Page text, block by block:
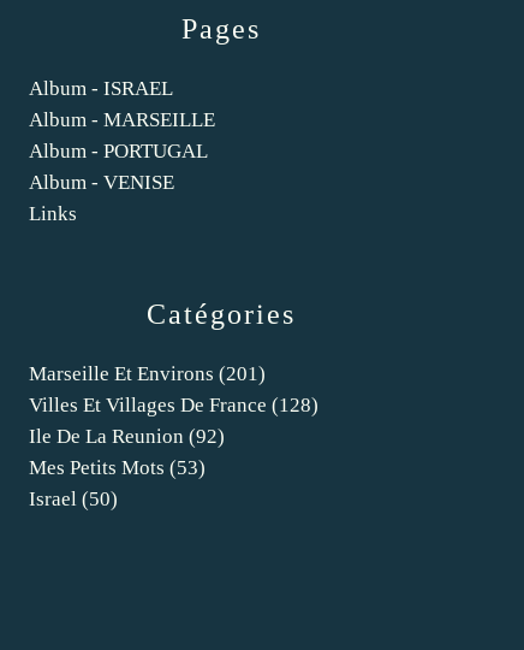
Catégories
Marseille Et Environs (201)
Villes Et Villages De France (128)
Ile De La Reunion (92)
Mes Petits Mots (53)
Israel (50)
Pages
Album - ISRAEL
Album - MARSEILLE
Album - PORTUGAL
Album - VENISE
Links